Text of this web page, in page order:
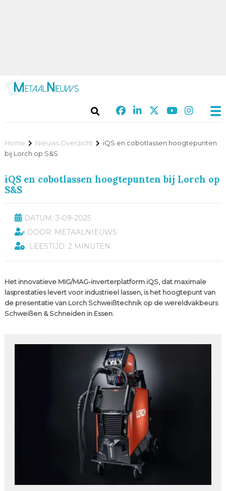
Home Nieuws Overzicht
iQS en cobotlassen hoogtepunten
bij Lorch op S&S
iQS en cobotlassen hoogtepunten bij Lorch op
S&S
DATUM: 3-09-2025
DOOR: METAALNIEUWS
LEESTIJD: 2 MINUTEN
Het innovatieve MIG/MAG-inverterplatform iQS, dat maximale
lasprestaties levert voor industrieel lassen, is het hoogtepunt van
de presentatie van Lorch Schweißtechnik op de wereldvakbeurs
Schweißen & Schneiden in Essen.